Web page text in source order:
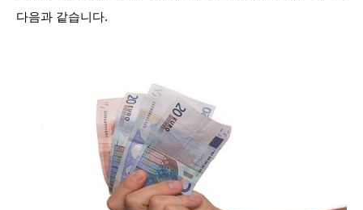
다음과 같습니다.